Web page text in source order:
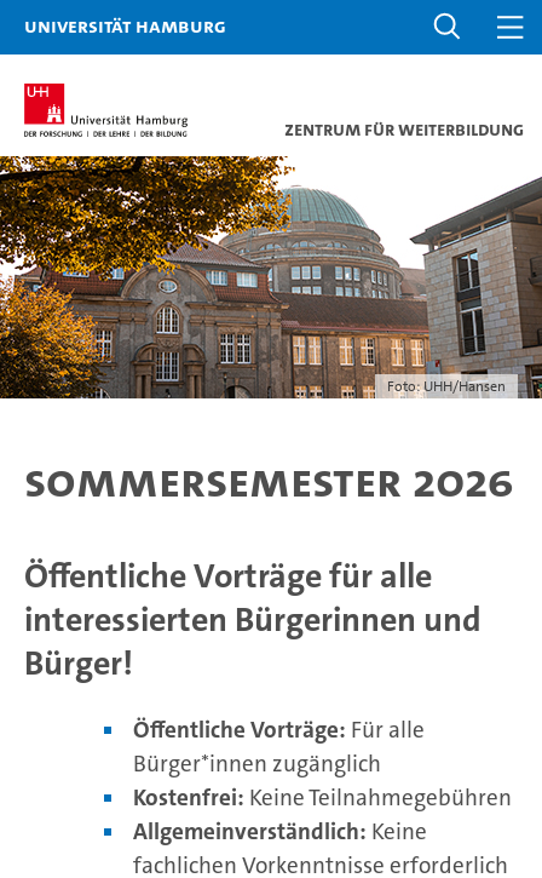
Universität Hamburg
Zentrum für Weiterbildung
Foto: UHH/Hansen
Sommersemester 2026
Öffentliche Vorträge für alle
interessierten Bürgerinnen und
Bürger!
Öffentliche Vorträge: Für alle
Bürger*innen zugänglich
Kostenfrei: Keine Teilnahmegebühren
Allgemeinverständlich: Keine
fachlichen Vorkenntnisse erforderlich